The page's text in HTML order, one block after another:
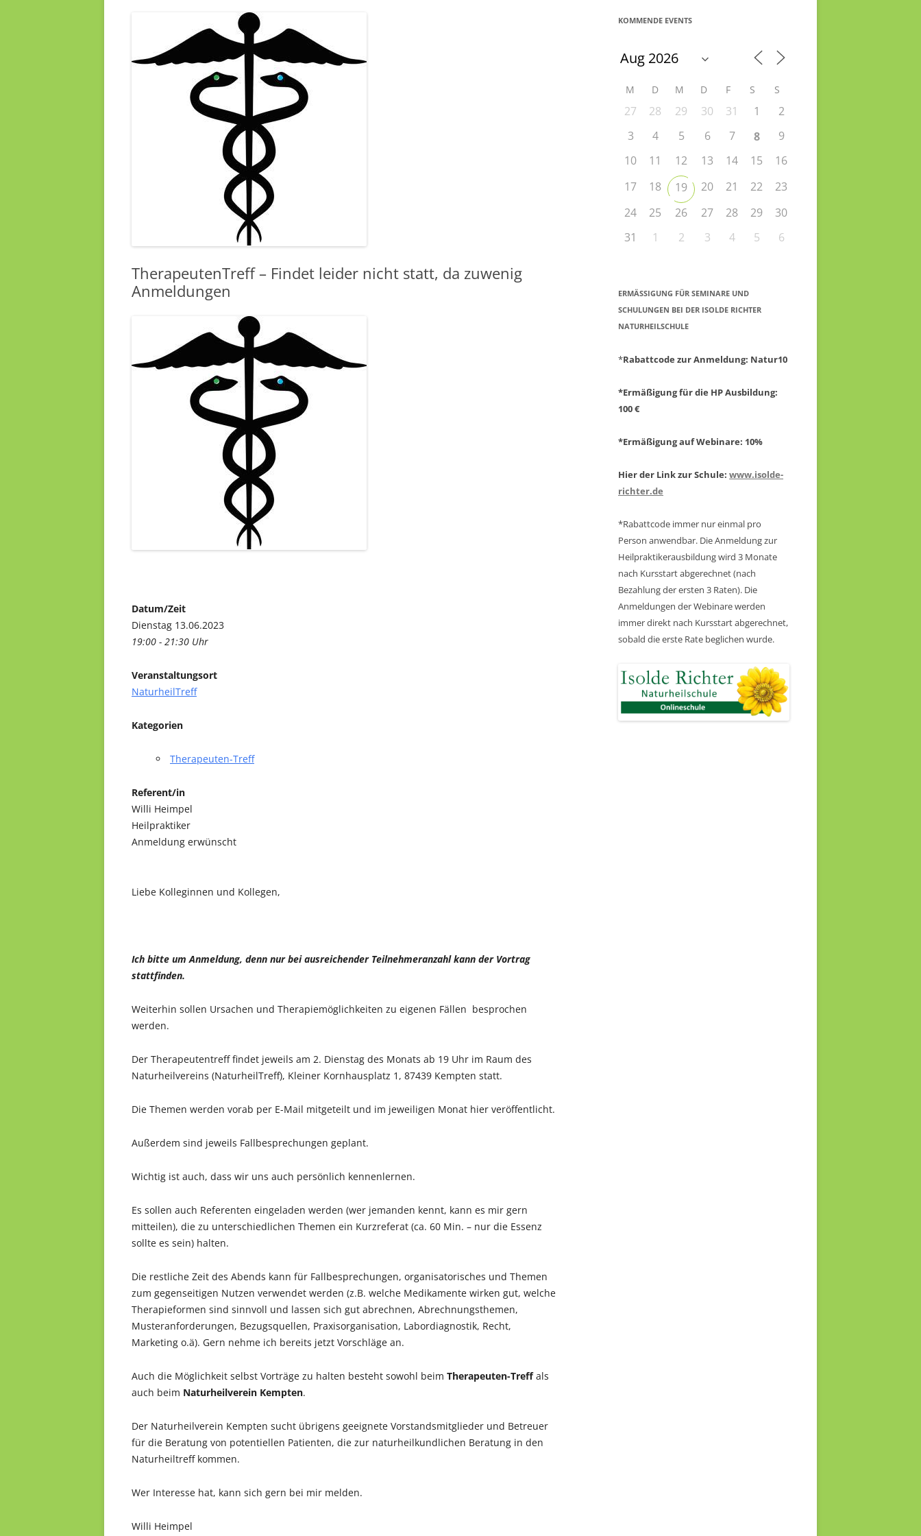
TherapeutenTreff – Findet leider nicht statt, da zuwenig
Anmeldungen
Datum/Zeit
Dienstag 13.06.2023
19:00 - 21:30 Uhr
Veranstaltungsort
NaturheilTreff
Kategorien
Therapeuten-Treff
Referent/in
Willi Heimpel
Heilpraktiker
Anmeldung erwünscht
Liebe Kolleginnen und Kollegen,
Ich bitte um Anmeldung, denn nur bei ausreichender Teilnehmeranzahl kann der Vortrag
stattfinden.
Weiterhin sollen Ursachen und Therapiemöglichkeiten zu eigenen Fällen besprochen
werden.
Der Therapeutentreff findet jeweils am 2. Dienstag des Monats ab 19 Uhr im Raum des
Naturheilvereins (NaturheilTreff), Kleiner Kornhausplatz 1, 87439 Kempten statt.
Die Themen werden vorab per E-Mail mitgeteilt und im jeweiligen Monat hier veröffentlicht.
Außerdem sind jeweils Fallbesprechungen geplant.
Wichtig ist auch, dass wir uns auch persönlich kennenlernen.
Es sollen auch Referenten eingeladen werden (wer jemanden kennt, kann es mir gern
mitteilen), die zu unterschiedlichen Themen ein Kurzreferat (ca. 60 Min. – nur die Essenz
sollte es sein) halten.
Die restliche Zeit des Abends kann für Fallbesprechungen, organisatorisches und Themen
zum gegenseitigen Nutzen verwendet werden (z.B. welche Medikamente wirken gut, welche
Therapieformen sind sinnvoll und lassen sich gut abrechnen, Abrechnungsthemen,
Musteranforderungen, Bezugsquellen, Praxisorganisation, Labordiagnostik, Recht,
Marketing o.ä). Gern nehme ich bereits jetzt Vorschläge an.
Auch die Möglichkeit selbst Vorträge zu halten besteht sowohl beim Therapeuten-Treffals
auch beim Naturheilverein Kempten.
Der Naturheilverein Kempten sucht übrigens geeignete Vorstandsmitglieder und Betreuer
für die Beratung von potentiellen Patienten, die zur naturheilkundlichen Beratung in den
Naturheiltreff kommen.
Wer Interesse hat, kann sich gern bei mir melden.
Willi Heimpel
KOMMENDE EVENTS
M D M D F S S
27 28 29 30 31 1
2
3
4 5 6 7 8
9
10
11 12 13 14 15
16
17
18 19 20 21 22
23
24
25 26 27 28 29
30
31
1 2 3 4 5 6
ERMÄSSIGUNG FÜR SEMINARE UND S
CHULUNGEN BEI DER ISOLDE RICHTER N
ATURHEILSCHULE
*Rabattcode zur Anmeldung: Natur10
*Ermäßigung für die HP Ausbildung:
100 €
*Ermäßigung auf Webinare: 10%
Hier der Link zur Schule: www.isolde-
richter.de
*Rabattcode immer nur einmal pro
Person anwendbar. Die Anmeldung zur
Heilpraktikerausbildung wird 3 Monate
nach Kursstart abgerechnet(nach
Bezahlung der ersten 3 Raten). Die
Anmeldungen der Webinare werden
immer direkt nach Kursstart abgerechnet,
sobald die erste Rate beglichen wurde.